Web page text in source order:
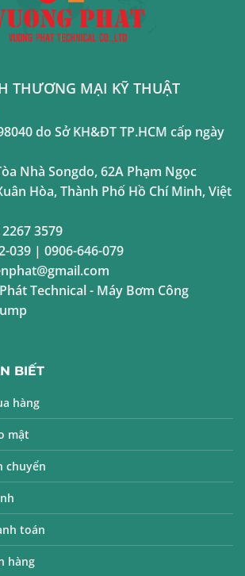
THƯƠNG MẠI KỸ THUẬT
do Sở KH&ĐT TP.HCM cấp ngày
Nhà Songdo, 62A Phạm Ngọc
Hòa, Thành Phố Hồ Chí Minh, Việt
3579
039 | 0906-646-079
Technical- Máy Bơm Công
BIẾT
hàng
mật
chuyển
toán
hàng